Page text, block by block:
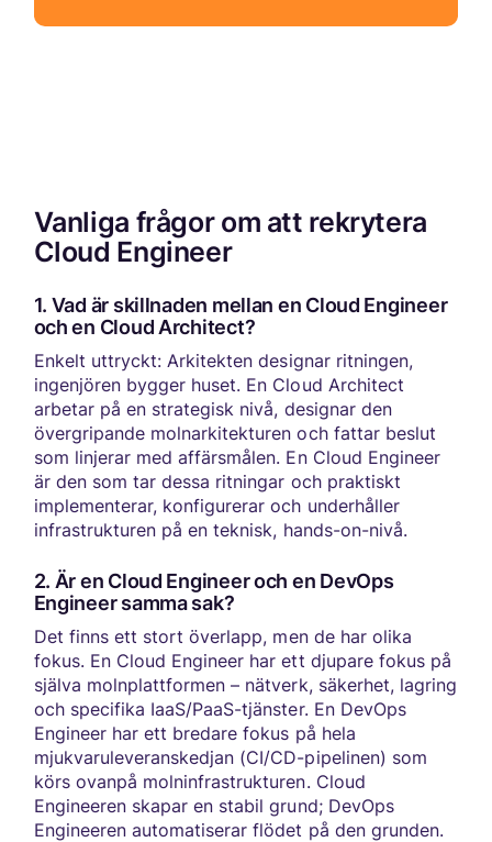
Vanliga frågor om att rekrytera
Cloud Engineer
1. Vad är skillnaden mellan en Cloud Engineer
och en Cloud Architect?
Enkelt uttryckt: Arkitekten designar ritningen,
ingenjören bygger huset. En Cloud Architect
arbetar på en strategisk nivå, designar den
övergripande molnarkitekturen och fattar beslut
som linjerar med affärsmålen. En Cloud Engineer
är den som tar dessa ritningar och praktiskt
implementerar, konfigurerar och underhåller
infrastrukturen på en teknisk, hands-on-nivå.
2. Är en Cloud Engineer och en DevOps
Engineer samma sak?
Det finns ett stort överlapp, men de har olika
fokus. En Cloud Engineer har ett djupare fokus på
själva molnplattformen – nätverk, säkerhet, lagring
och specifika IaaS/PaaS-tjänster. En DevOps
Engineer har ett bredare fokus på hela
mjukvaruleveranskedjan (CI/CD-pipelinen) som
körs ovanpå molninfrastrukturen. Cloud
Engineeren skapar en stabil grund; DevOps
Engineeren automatiserar flödet på den grunden.